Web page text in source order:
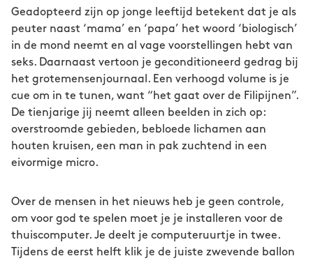
Geadopteerd zijn op jonge leeftijd betekent dat je als
peuter naast ‘mama’ en ‘papa’ het woord ‘biologisch’
in de mond neemt en al vage voorstellingen hebt van
seks. Daarnaast vertoon je geconditioneerd gedrag bij
het grotemensenjournaal. Een verhoogd volume is je
cue om in te tunen, want “het gaat over de Filipijnen”.
De tienjarige jij neemt alleen beelden in zich op:
overstroomde gebieden, bebloede lichamen aan
houten kruisen, een man in pak zuchtend in een
eivormige micro.
Over de mensen in het nieuws heb je geen controle,
om voor god te spelen moet je je installeren voor de
thuiscomputer. Je deelt je computeruurtje in twee.
Tijdens de eerst helft klik je de juiste zwevende ballon